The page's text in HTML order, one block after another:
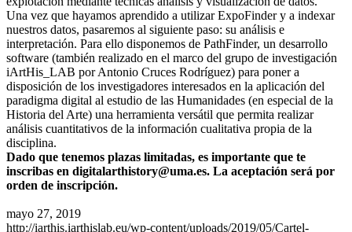
Una vez que hayamos aprendido a utilizar ExpoFinder y a indexar
nuestros datos, pasaremos al siguiente paso: su análisis e
interpretación. Para ello disponemos de PathFinder, un desarrollo
software (también realizado en el marco del grupo de investigación
iArtHis_LAB por Antonio Cruces Rodríguez) para poner a
disposición de los investigadores interesados en la aplicación del
paradigma digital al estudio de las Humanidades (en especial de la
Historia del Arte) una herramienta versátil que permita realizar
análisis cuantitativos de la información cualitativa propia de la
disciplina.
Dado que tenemos plazas limitadas, es importante que te
inscribas en digitalarthistory@uma.es. La aceptación será por
orden de inscripción.
mayo 27, 2019
http://iarthis.iarthislab.eu/wp-content/uploads/2019/05/Cartel-